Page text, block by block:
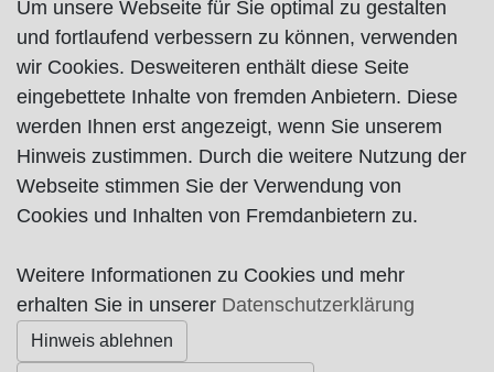
Siehier downloaden - einen Artikel über die
Offenen Ateliers Worpswede 2020aus der
Wümme-Zeitung finden Sie bei Interessehier.
Karte nur sichtbar, wenn Cookies erlaubt!
Impressum| Datenschutz
Um unsere Webseite für Sie optimal zu gestalten
und fortlaufend verbessern zu können, verwenden
wir Cookies. Desweiteren enthält diese Seite
eingebettete Inhalte von fremden Anbietern. Diese
werden Ihnen erst angezeigt, wenn Sie unserem
Hinweis zustimmen. Durch die weitere Nutzung der
Webseite stimmen Sie der Verwendung von
Cookies und Inhalten von Fremdanbietern zu.
Weitere Informationen zu Cookies und mehr
erhalten Sie in unserer Datenschutzerklärung
Hinweis ablehnen